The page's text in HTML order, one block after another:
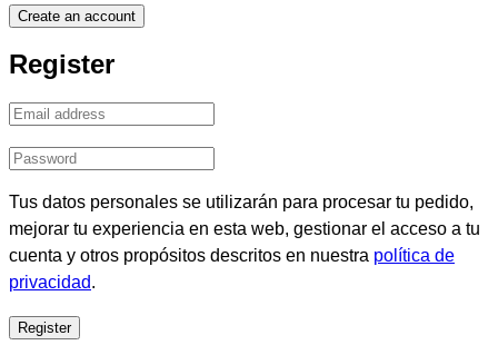
Create an account
Register
Tus datos personales se utilizarán para procesar tu pedido,
mejorar tu experiencia en esta web, gestionar el acceso a tu
cuenta y otros propósitos descritos en nuestra política de
privacidad.